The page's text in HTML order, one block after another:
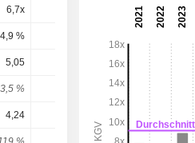
6,7x 15,5x
%
5,05 4,503
% 7,17 %
4,24 8,807